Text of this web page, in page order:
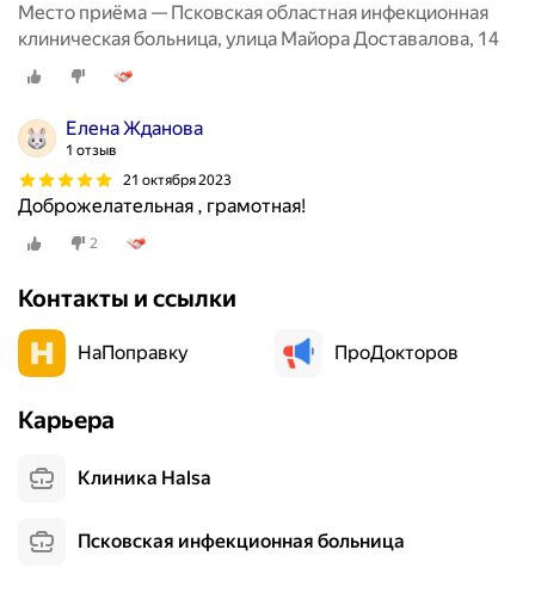
Место приёма — Псковская областная инфекционная
клиническая больница, улица Майора Доставалова, 14
Елена Жданова
1 отзыв
21 октября 2023
Доброжелательная , грамотная!
2
Контакты и ссылки
НаПоправку ПроДокторов
Карьера
Клиника Halsa
Псковская инфекционная больница